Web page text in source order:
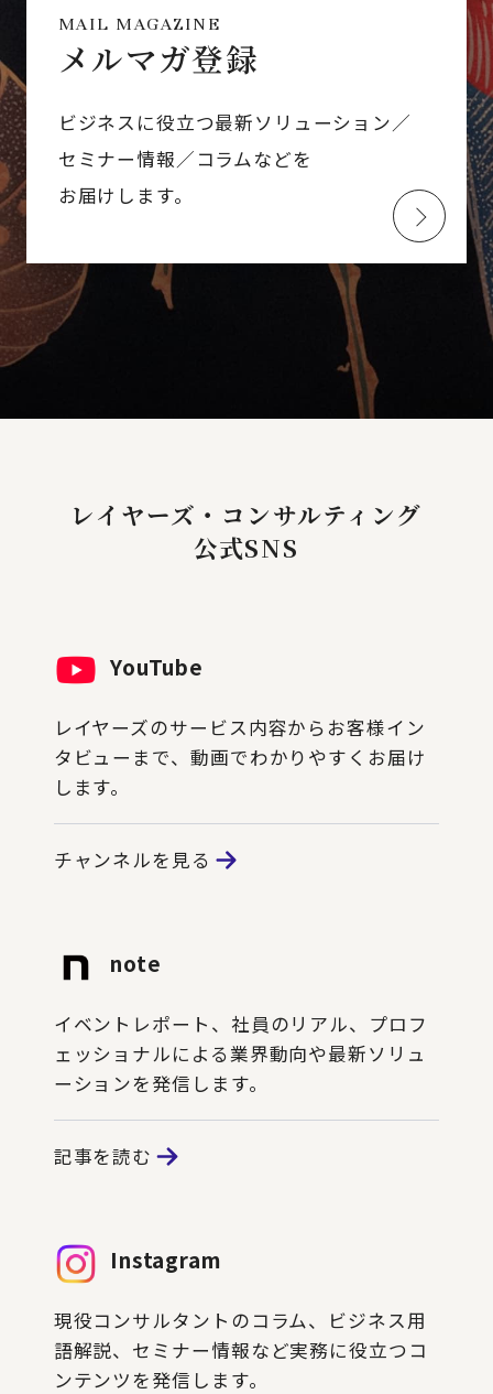
MAIL MAGAZINE
メルマガ登録
ビジネスに役立つ最新ソリューション／
セミナー情報／コラムなどを
お届けします。
レイヤーズ・コンサルティング
公式SNS
YouTube
レイヤーズのサービス内容からお客様イン
タビューまで、動画でわかりやすくお届け
します。
チャンネルを見る
note
イベントレポート、社員のリアル、プロフ
ェッショナルによる業界動向や最新ソリュ
ーションを発信します。
記事を読む
Instagram
現役コンサルタントのコラム、ビジネス用
語解説、セミナー情報など実務に役立つコ
ンテンツを発信します。